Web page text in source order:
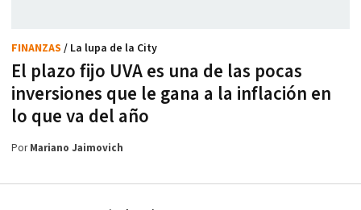
El plazo fijo UVA es una de las pocas
inversiones que le gana a la inflación en
lo que va del año
FINANZAS / La lupa de la City
PorMariano Jaimovich